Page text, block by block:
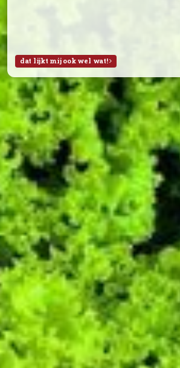
Week 29:
Braeburn Appels (NL)
Bananen
Abrikozen
Watermeloen
Week 28:
Braeburn Appels (NL)
Sinaasappels
Rode pruimen
Witte druiven (met pit)
Alles is biologisch, tenzij anders aangegeven.
dat lijkt mij ook wel wat!